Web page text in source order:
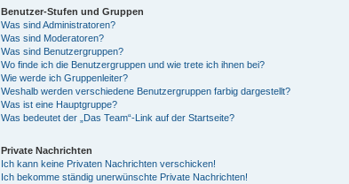
Benutzer-Stufen und Gruppen
Was sind Administratoren?
Was sind Moderatoren?
Was sind Benutzergruppen?
Wo finde ich die Benutzergruppen und wie trete ich ihnen bei?
Wie werde ich Gruppenleiter?
Weshalb werden verschiedene Benutzergruppen farbig dargestellt?
Was ist eine Hauptgruppe?
Was bedeutet der „Das Team“-Link auf der Startseite?
Private Nachrichten
Ich kann keine Privaten Nachrichten verschicken!
Ich bekomme ständig unerwünschte Private Nachrichten!